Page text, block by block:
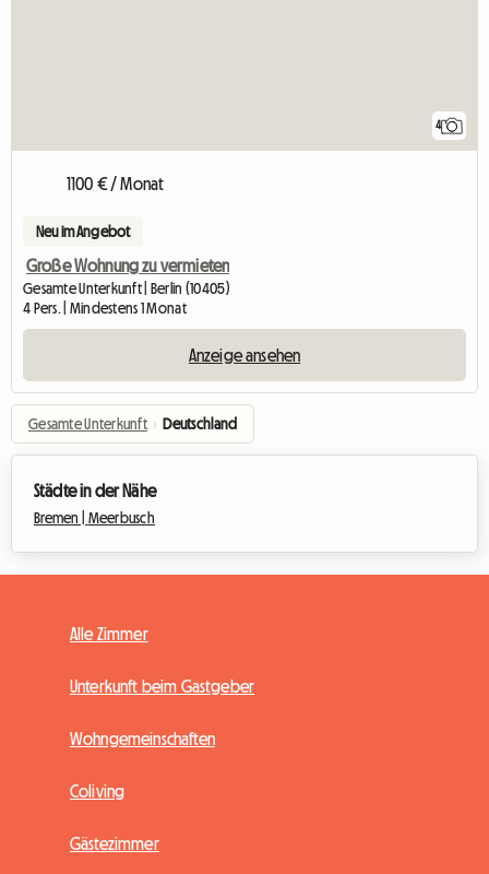
4
1100 € / Monat
Neu im Angebot
Große Wohnung zu vermieten
Gesamte Unterkunft | Berlin (10405)
4 Pers. | Mindestens 1 Monat
Anzeige ansehen
Gesamte Unterkunft › Deutschland
Städte in der Nähe
Bremen | Meerbusch
Alle Zimmer
Unterkunft beim Gastgeber
Wohngemeinschaften
Coliving
Gästezimmer